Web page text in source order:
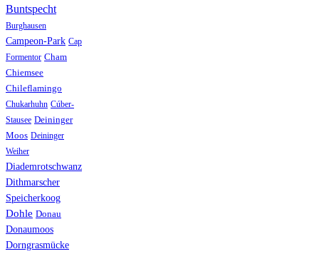
Buntspecht
Burghausen
Campeon-Park Cap
Formentor Cham
Chiemsee
Chileflamingo
Chukarhuhn Cúber-
Stausee Deininger
Moos Deininger
Weiher
Diademrotschwanz
Dithmarscher
Speicherkoog
Dohle Donau
Donaumoos
Dorngrasmücke